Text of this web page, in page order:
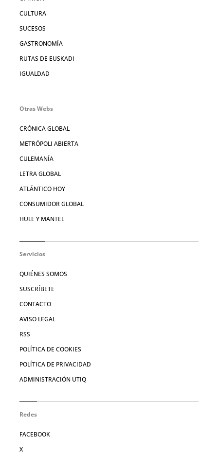
CULTURA
SUCESOS
GASTRONOMÍA
RUTAS DE EUSKADI
IGUALDAD
Otras Webs
CRÓNICA GLOBAL
METRÓPOLI ABIERTA
CULEMANÍA
LETRA GLOBAL
ATLÁNTICO HOY
CONSUMIDOR GLOBAL
HULE Y MANTEL
Servicios
QUIÉNES SOMOS
SUSCRÍBETE
CONTACTO
AVISO LEGAL
RSS
POLÍTICA DE COOKIES
POLÍTICA DE PRIVACIDAD
ADMINISTRACIÓN UTIQ
Redes
FACEBOOK
X